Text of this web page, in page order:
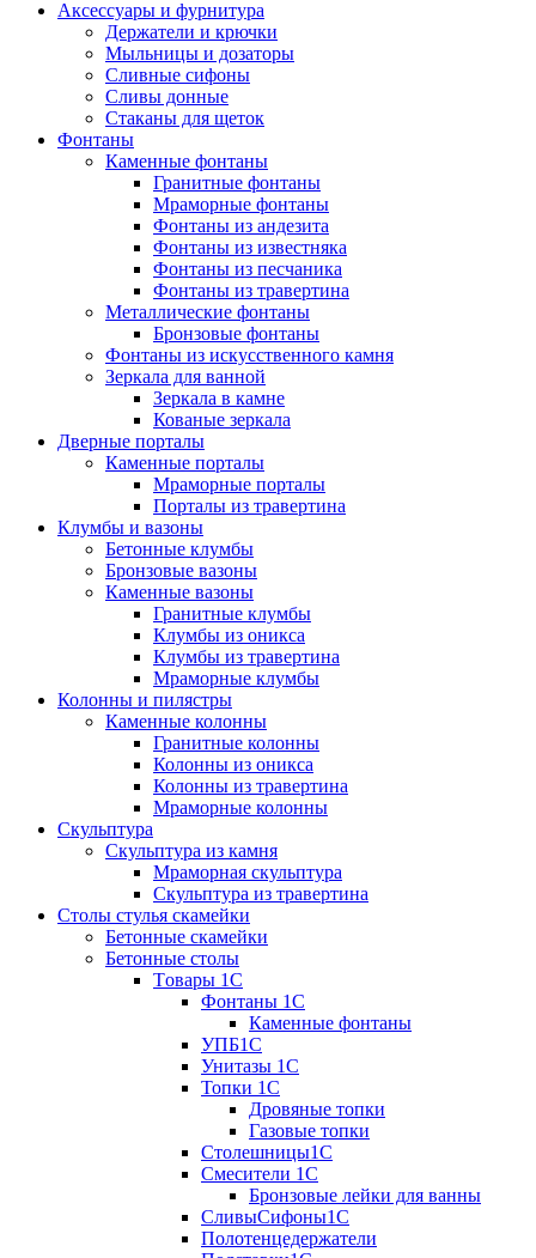
Аксессуары и фурнитура
Держатели и крючки
Мыльницы и дозаторы
Сливные сифоны
Сливы донные
Стаканы для щеток
Фонтаны
Каменные фонтаны
Гранитные фонтаны
Мраморные фонтаны
Фонтаны из андезита
Фонтаны из известняка
Фонтаны из песчаника
Фонтаны из травертина
Металлические фонтаны
Бронзовые фонтаны
Фонтаны из искусственного камня
Зеркала для ванной
Зеркала в камне
Кованые зеркала
Дверные порталы
Каменные порталы
Мраморные порталы
Порталы из травертина
Клумбы и вазоны
Бетонные клумбы
Бронзовые вазоны
Каменные вазоны
Гранитные клумбы
Клумбы из оникса
Клумбы из травертина
Мраморные клумбы
Колонны и пилястры
Каменные колонны
Гранитные колонны
Колонны из оникса
Колонны из травертина
Мраморные колонны
Скульптура
Скульптура из камня
Мраморная скульптура
Скульптура из травертина
Столы стулья скамейки
Бетонные скамейки
Бетонные столы
Tовары 1C
Фонтаны 1C
Каменные фонтаны
УПБ1С
Унитазы 1С
Топки 1С
Дровяные топки
Газовые топки
Столешницы1С
Смесители 1С
Бронзовые лейки для ванны
СливыСифоны1С
Полотенцедержатели